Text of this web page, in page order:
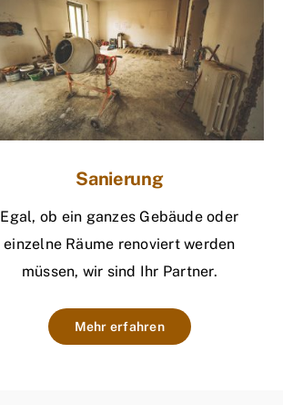
Sanierung
Egal, ob ein ganzes Gebäude oder
einzelne Räume renoviert werden
müssen, wir sind Ihr Partner.
Mehr erfahren